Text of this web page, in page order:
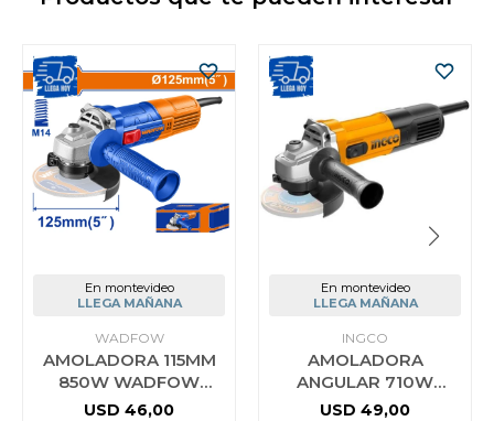
En montevideo
LLEGA MAÑANA
WADFOW
AMOLADORA 115MM
850W WADFOW
WAG15851
USD 46,00
En montevideo
LLEGA MAÑANA
INGCO
AMOLADORA
ANGULAR 710W
115MM INGCO AG7118
USD 49,00